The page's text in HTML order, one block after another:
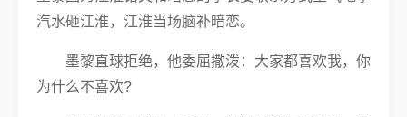
汽水砸江淮，江淮当场脑补暗恋。
墨黎直球拒绝，他委屈撒泼：大家都喜欢我，你
为什么不喜欢?